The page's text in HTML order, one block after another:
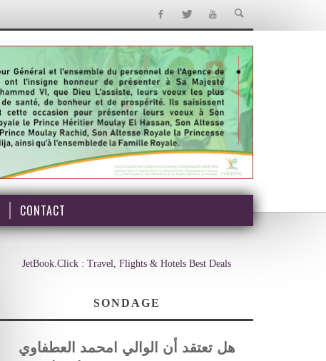
CONTACT
JetBook.Click : Travel, Flights & Hotels Best Deals
SONDAGE
هل تعتقد أن الوالي امحمد العطفاوي